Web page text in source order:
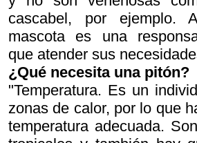
cascabel, por ejemplo.
mascota es una
que atender sus
¿Qué necesita una pitón?
"Temperatura. Es un
zonas de calor, por lo que
temperatura adecuada.